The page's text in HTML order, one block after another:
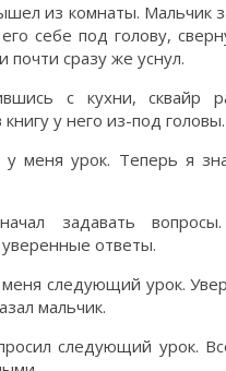
из комнаты. Мальчик
себе под голову,
почти сразу же уснул.
с кухни, сквайр
у него из-под головы.
у меня урок. Теперь я
задавать
ответы.
меня следующий урок.
мальчик.
следующий урок.